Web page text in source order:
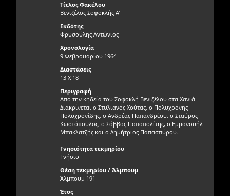
Τίτλος Φακέλου
Βενιζέλος Σοφοκλής Α'
Εκδότης
Φρυσούλης Αντώνιος
Χρονολογία
9 Φεβρουαρίου 1964
Διαστάσεις
13 Χ 18
Περιγραφή
Από την κηδεία του Σοφοκλή Βενιζέλου στα Χανιά.
Διακρίνεται ο Στυλιανός Χούτας, ο Πολυχρόνης
Πολυχρονίδης, ο Ανδρέας Παπανδρέου, ο Σταύρος
Κωστόπουλος, ο Σάββας Παπαπολίτης, ο Εμμανουήλ
Μπακλατζής και ο Δημήτριος Παπασπύρου.
Γνησιότητα τεκμηρίου
Γνήσιο
Θέση τεκμηρίου / Άλμπουμ
Άλμπουμ 191
Έτος